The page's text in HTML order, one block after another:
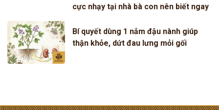
cực nhạy tại nhà bà con nên biết ngay
Bí quyết dùng 1 nắm đậu nành giúp
thận khỏe, dứt đau lưng mỏi gối